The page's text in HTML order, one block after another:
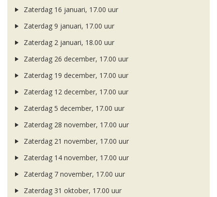
Zaterdag 16 januari, 17.00 uur
Zaterdag 9 januari, 17.00 uur
Zaterdag 2 januari, 18.00 uur
Zaterdag 26 december, 17.00 uur
Zaterdag 19 december, 17.00 uur
Zaterdag 12 december, 17.00 uur
Zaterdag 5 december, 17.00 uur
Zaterdag 28 november, 17.00 uur
Zaterdag 21 november, 17.00 uur
Zaterdag 14 november, 17.00 uur
Zaterdag 7 november, 17.00 uur
Zaterdag 31 oktober, 17.00 uur